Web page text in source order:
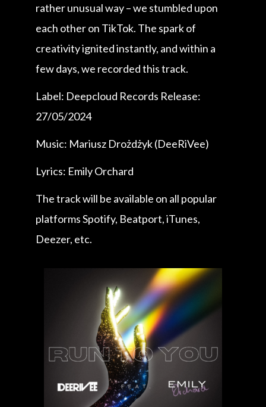
rather unusual way – we stumbled upon
each other on TikTok. The spark of
creativity ignited instantly, and within a
few days, we recorded this track.
Label: Deepcloud Records Release:
27/05/2024
Music: Mariusz Drożdżyk (DeeRiVee)
Lyrics: Emily Orchard
The track will be available on all popular
platforms Spotify, Beatport, iTunes,
Deezer, etc.